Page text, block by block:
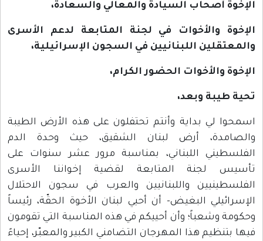
الإخوة أصحاب السيادة والمعالي والسعادة،
الإخوة والأخوات في لجنة المتابعة لدعم الأسرى
والمعتقلين اللبنانيين في السجون الإسرائيلية،
الإخوة والأخوات الحضور الكرام،
تحية طيبة وبعد،
اسمحوا لي بداية وأنتم تحتفلون على هذه الأرض الطيبة
والصامدة، أرض لبنان الشقيق، حيث وحدة الدم
الفلسطيني اللبناني، بمناسبة مرور عشر سنوات على
تأسيس لجنة المتابعة لقضية إخواننا الأسرى
الفلسطينيين واللبنانيين والعرب في سجون الاحتلال
الإسرائيلي البغيض- أن أحيي لبنان الأخوة الحقّة، رئيساً
وحكومة وشعباً؛ وأن أحييكم في هذه المناسبة التي تقومون
فيها بتنظيم هذا المهرجان التضامني الكبير والمعبّر، إحياءً